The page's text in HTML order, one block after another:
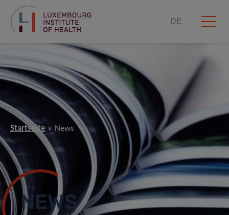
DE
Startseite News
NEWS